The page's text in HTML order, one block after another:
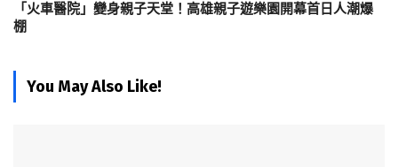
「火車醫院」變身親子天堂！高雄親子遊樂園開幕首日人潮爆
棚
You May Also Like!